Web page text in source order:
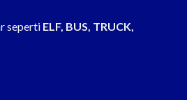
seperti ELF, BUS, TRUCK,